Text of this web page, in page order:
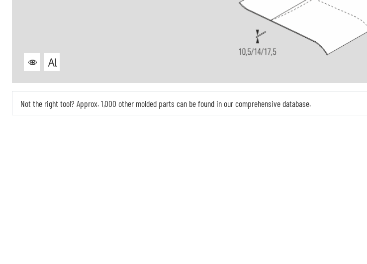
Not the right tool? Approx. 1,000 other molded parts can be found in our comprehensive database.